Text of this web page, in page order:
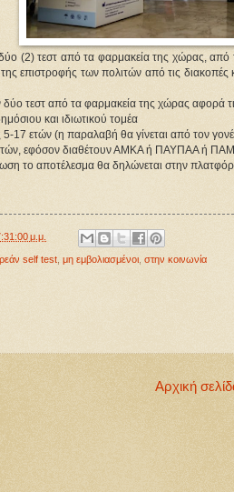
(2) τεστ από τα φαρμακεία της χώρας,
επιστροφής των πολιτών από τις
τεστ από τα φαρμακεία της χώρας αφορά
και ιδιωτικού τομέα
5-17 ετών (η παραλαβή θα γίνεται από τον
εφόσον διαθέτουν ΑΜΚΑ ή ΠΑΥΠΑΑ ή
το αποτέλεσμα θα δηλώνεται στην
μ.μ.
self test μη εμβολιασμένοι στην κοινωνία
Αρχική